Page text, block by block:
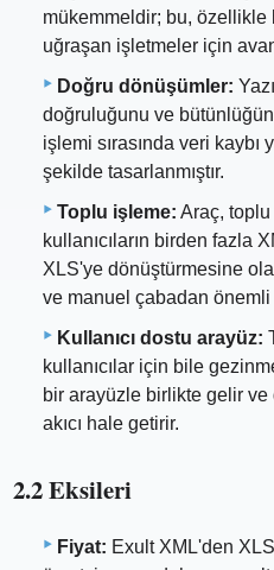
mükemmeldir; bu,
uğraşan işletmeler için
Doğru dönüşümler:
doğruluğunu ve
işlemi sırasında veri kaybı
şekilde tasarlanmıştır.
Toplu işleme: Araç,
kullanıcıların birden fazla
XLS'ye dönüştürmesine
ve manuel çabadan
Kullanıcı dostu arayüz:
kullanıcılar için bile
bir arayüzle birlikte gelir
akıcı hale getirir.
2.2 Eksileri
Fiyat: Exult XML'den